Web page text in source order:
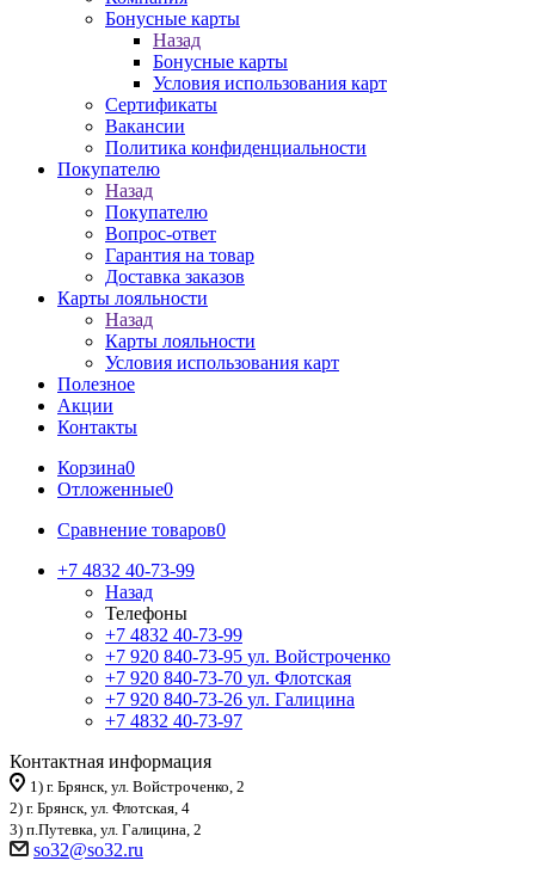
Бонусные карты
Назад
Бонусные карты
Условия использования карт
Сертификаты
Вакансии
Политика конфиденциальности
Покупателю
Назад
Покупателю
Вопрос-ответ
Гарантия на товар
Доставка заказов
Карты лояльности
Назад
Карты лояльности
Условия использования карт
Полезное
Акции
Контакты
Корзина0
Отложенные0
Сравнение товаров0
+7 4832 40-73-99
Назад
Телефоны
+7 4832 40-73-99
+7 920 840-73-95 ул. Войстроченко
+7 920 840-73-70 ул. Флотская
+7 920 840-73-26 ул. Галицина
+7 4832 40-73-97
Контактная информация
1) г. Брянск, ул. Войстроченко, 2
2) г. Брянск, ул. Флотская, 4
3) п.Путевка, ул. Галицина, 2
so32@so32.ru